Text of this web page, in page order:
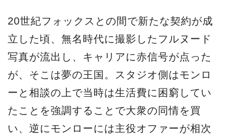
20世紀フォックスとの間で新たな契約が成
立した頃、無名時代に撮影したフルヌード
写真が流出し、キャリアに赤信号が点った
が、そこは夢の王国。スタジオ側はモンロ
ーと相談の上で当時は生活費に困窮してい
たことを強調することで大衆の同情を買
い、逆にモンローには主役オファーが相次